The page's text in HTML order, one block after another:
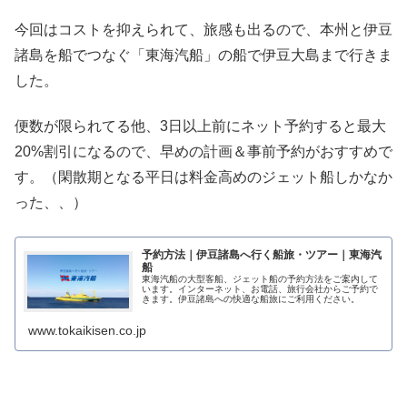
今回はコストを抑えられて、旅感も出るので、本州と伊豆
諸島を船でつなぐ「東海汽船」の船で伊豆大島まで行きま
した。
便数が限られてる他、3日以上前にネット予約すると最大
20%割引になるので、早めの計画＆事前予約がおすすめで
す。（閑散期となる平日は料金高めのジェット船しかなか
った、、）
予約方法｜伊豆諸島へ行く船旅・ツアー｜東海汽
船
東海汽船の大型客船、ジェット船の予約方法をご案内して
います。インターネット、お電話、旅行会社からご予約で
きます。伊豆諸島への快適な船旅にご利用ください。
www.tokaikisen.co.jp